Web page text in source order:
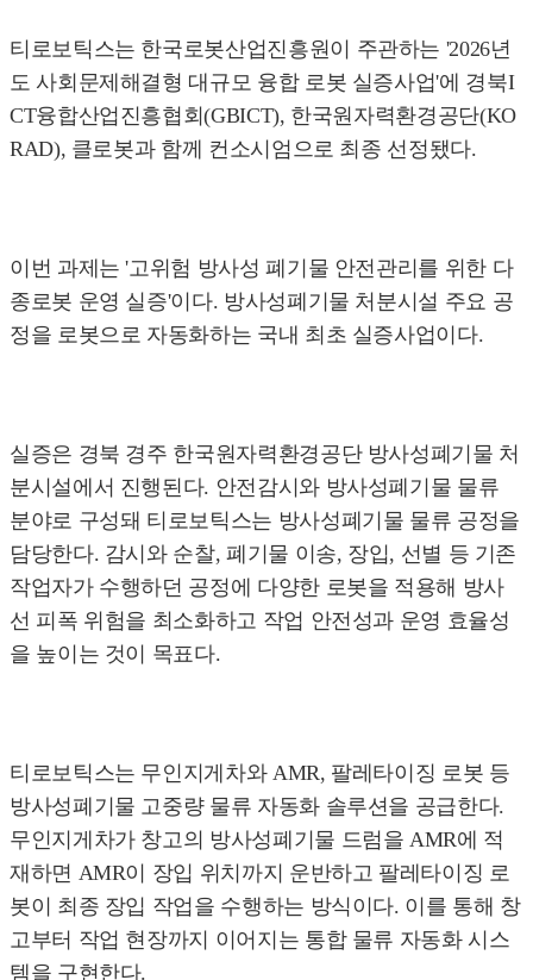
티로보틱스는 한국로봇산업진흥원이 주관하는 '2026년
도 사회문제해결형 대규모 융합 로봇 실증사업'에 경북I
CT융합산업진흥협회(GBICT), 한국원자력환경공단(KO
RAD), 클로봇과 함께 컨소시엄으로 최종 선정됐다.
이번 과제는 '고위험 방사성 폐기물 안전관리를 위한 다
종로봇 운영 실증'이다. 방사성폐기물 처분시설 주요 공
정을 로봇으로 자동화하는 국내 최초 실증사업이다.
실증은 경북 경주 한국원자력환경공단 방사성폐기물 처
분시설에서 진행된다. 안전감시와 방사성폐기물 물류
분야로 구성돼 티로보틱스는 방사성폐기물 물류 공정을
담당한다. 감시와 순찰, 폐기물 이송, 장입, 선별 등 기존
작업자가 수행하던 공정에 다양한 로봇을 적용해 방사
선 피폭 위험을 최소화하고 작업 안전성과 운영 효율성
을 높이는 것이 목표다.
티로보틱스는 무인지게차와 AMR, 팔레타이징 로봇 등
방사성폐기물 고중량 물류 자동화 솔루션을 공급한다.
무인지게차가 창고의 방사성폐기물 드럼을 AMR에 적
재하면 AMR이 장입 위치까지 운반하고 팔레타이징 로
봇이 최종 장입 작업을 수행하는 방식이다. 이를 통해 창
고부터 작업 현장까지 이어지는 통합 물류 자동화 시스
템을 구현한다.